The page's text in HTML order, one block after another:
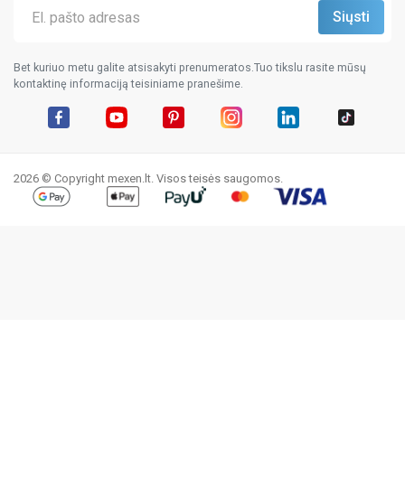
Bet kuriuo metu galite atsisakyti prenumeratos.Tuo tikslu rasite mūsų
kontaktinę informaciją teisiniame pranešime.
2026 © Copyright mexen.lt. Visos teisės saugomos.